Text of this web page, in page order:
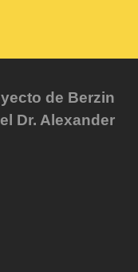
de Berzin
Dr. Alexander